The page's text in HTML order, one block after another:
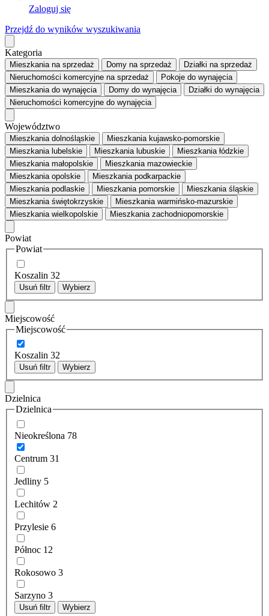
Zaloguj się
Przejdź do wyników wyszukiwania
Kategoria
Mieszkaniana sprzedaż Domy na sprzedaż Działki na sprzedaż
Nieruchomości komercyjne na sprzedaż Pokoje do wynajęcia
Mieszkaniado wynajęcia Domy do wynajęcia Działki do wynajęcia
Nieruchomości komercyjne do wynajęcia
Województwo
Mieszkania dolnośląskie
Mieszkania kujawsko-pomorskie
Mieszkania lubelskie
Mieszkania lubuskie
Mieszkania łódzkie
Mieszkania małopolskie
Mieszkania mazowieckie
Mieszkania opolskie
Mieszkania podkarpackie
Mieszkania podlaskie
Mieszkania pomorskie
Mieszkania śląskie
Mieszkania świętokrzyskie
Mieszkania warmińsko-mazurskie
Mieszkania wielkopolskie
Mieszkania zachodniopomorskie
Powiat
Powiat
Koszalin 32
Usuń filtr Wybierz
Miejscowość
Miejscowość
Koszalin 32
Usuń filtr Wybierz
Dzielnica
Dzielnica
Nieokreślona 78
Centrum 31
Jedliny 5
Lechitów 2
Przylesie 6
Północ 12
Rokosowo 3
Sarzyno 3
Usuń filtr Wybierz